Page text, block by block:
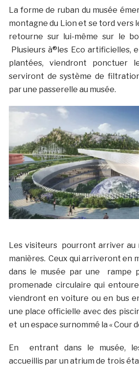
La forme de ruban du musée
montagne du Lion et se tord vers
retourne sur lui-même sur le
Plusieurs à®les Eco artificielles,
plantées, viendront ponctuer
serviront de système de
par une passerelle au musée.
Les visiteurs pourront arriver au
manières. Ceux qui arriveront en
dans le musée par une rampe
promenade circulaire qui
viendront en voiture ou en bus
une place officielle avec des
et un espace surnommé la « Cour
En entrant dans le musée,
accueillis par un atrium de trois